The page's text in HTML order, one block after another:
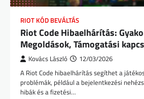
RIOT KÓD BEVÁLTÁS
Riot Code Hibaelhárítás:
Megoldások, Támogatási
Kovács László 12/03/2026
A Riot Code hibaelhárítás segíthet a
problémák, például a bejelentkezési
hibák és a fizetési…